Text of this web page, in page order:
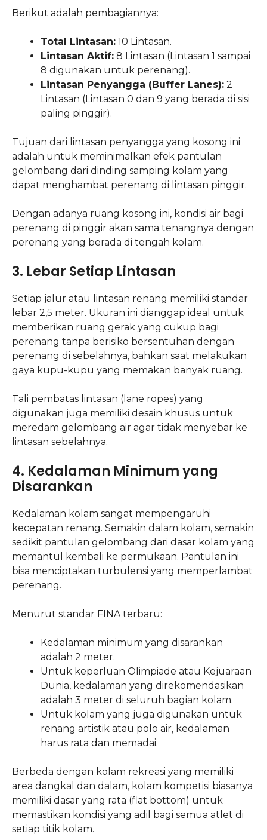
Berikut adalah pembagiannya:
Total Lintasan: 10 Lintasan.
Lintasan Aktif: 8 Lintasan (Lintasan 1 sampai
8 digunakan untuk perenang).
Lintasan Penyangga (Buffer Lanes): 2
Lintasan (Lintasan 0 dan 9 yang berada di sisi
paling pinggir).
Tujuan dari lintasan penyangga yang kosong ini
adalah untuk meminimalkan efek pantulan
gelombang dari dinding samping kolam yang
dapat menghambat perenang di lintasan pinggir.
Dengan adanya ruang kosong ini, kondisi air bagi
perenang di pinggir akan sama tenangnya dengan
perenang yang berada di tengah kolam.
3. Lebar Setiap Lintasan
Setiap jalur atau lintasan renang memiliki standar
lebar 2,5 meter. Ukuran ini dianggap ideal untuk
memberikan ruang gerak yang cukup bagi
perenang tanpa berisiko bersentuhan dengan
perenang di sebelahnya, bahkan saat melakukan
gaya kupu-kupu yang memakan banyak ruang.
Tali pembatas lintasan (lane ropes) yang
digunakan juga memiliki desain khusus untuk
meredam gelombang air agar tidak menyebar ke
lintasan sebelahnya.
4. Kedalaman Minimum yang
Disarankan
Kedalaman kolam sangat mempengaruhi
kecepatan renang. Semakin dalam kolam, semakin
sedikit pantulan gelombang dari dasar kolam yang
memantul kembali ke permukaan. Pantulan ini
bisa menciptakan turbulensi yang memperlambat
perenang.
Menurut standar FINA terbaru:
Kedalaman minimum yang disarankan
adalah 2 meter.
Untuk keperluan Olimpiade atau Kejuaraan
Dunia, kedalaman yang direkomendasikan
adalah 3 meter di seluruh bagian kolam.
Untuk kolam yang juga digunakan untuk
renang artistik atau polo air, kedalaman
harus rata dan memadai.
Berbeda dengan kolam rekreasi yang memiliki
area dangkal dan dalam, kolam kompetisi biasanya
memiliki dasar yang rata (flat bottom) untuk
memastikan kondisi yang adil bagi semua atlet di
setiap titik kolam.